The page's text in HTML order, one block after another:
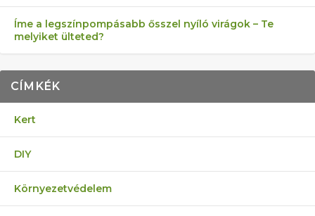
Íme a legszínpompásabb ősszel nyíló virágok – Te
melyiket ülteted?
CÍMKÉK
Kert
DIY
Környezetvédelem